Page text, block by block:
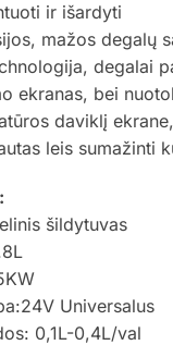
ir išardyti
mažos degalų
degalai
ekranas, bei
daviklį
leis sumažinti
šildytuvas
Universalus
0,1L-0,4L/val